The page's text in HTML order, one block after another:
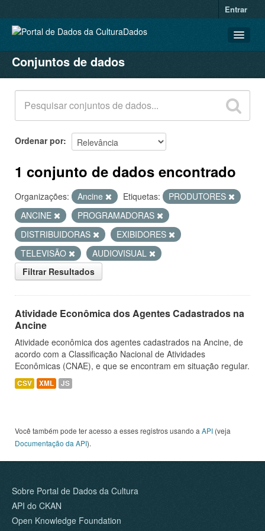
Entrar
CONJUNTOS DE DADOS
ORGANIZAÇÕES
GRUPOS
SOBRE
Conjuntos de dados
Ordenar por
1 conjunto de dados encontrado
Organizações: Ancine Etiquetas:
PRODUTORES
ANCINE
PROGRAMADORAS
DISTRIBUIDORAS
EXIBIDORES
TELEVISÃO
AUDIOVISUAL
Filtrar Resultados
Atividade Econômica dos Agentes Cadastrados na
Ancine
Atividade econômica dos agentes cadastrados na Ancine, de
acordo com a Classificação Nacional de Atividades
Econômicas (CNAE), e que se encontram em situação regular.
CSV XML JS
Você também pode ter acesso a esses registros usando a API (veja
Documentação da API).
Sobre Portal de Dados da Cultura
API do CKAN
Open Knowledge Foundation